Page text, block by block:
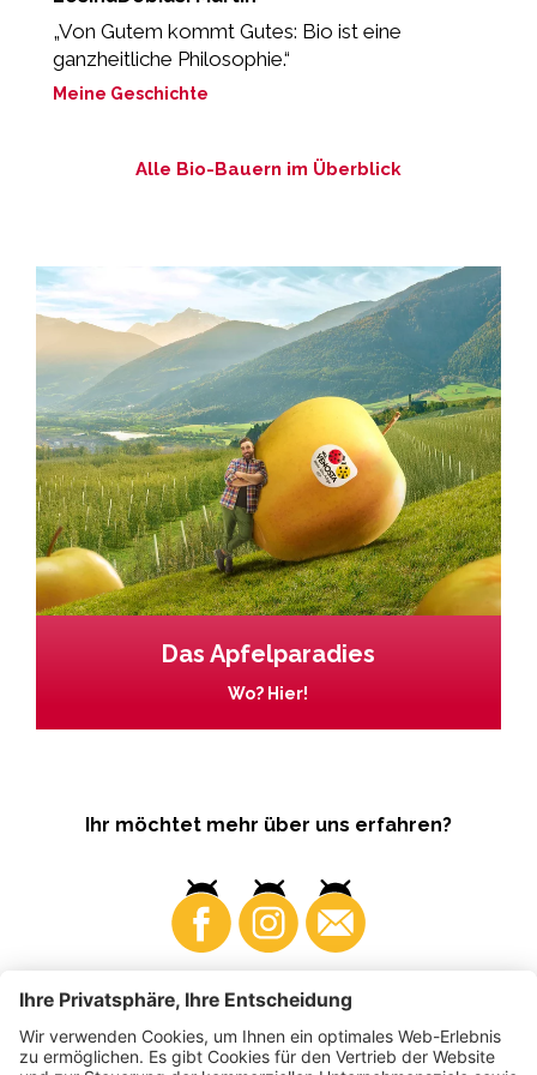
„Von Gutem kommt Gutes: Bio ist eine
ganzheitliche Philosophie.“
Meine Geschichte
Alle Bio-Bauern im Überblick
Das Apfelparadies
Wo? Hier!
Ihr möchtet mehr über uns erfahren?
Business Produzenten